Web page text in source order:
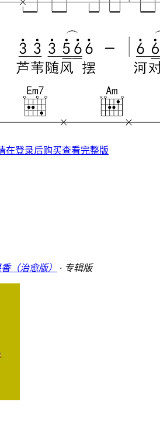
在登录后购买查看完整版
（治愈版） · 专辑版